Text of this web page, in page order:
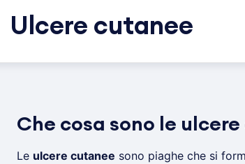
Ulcere cutanee
Che cosa sono le
Le ulcere cutanee sono piaghe che si